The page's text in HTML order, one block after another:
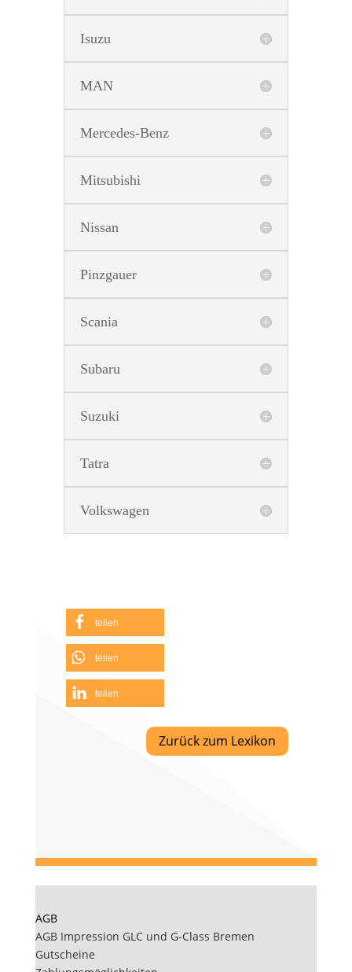
Isuzu
MAN
Mercedes-Benz
Mitsubishi
Nissan
Pinzgauer
Scania
Subaru
Suzuki
Tatra
Volkswagen
teilen
teilen
teilen
Zurück zum Lexikon
AGB
AGB Impression GLC und G-Class Bremen
Gutscheine